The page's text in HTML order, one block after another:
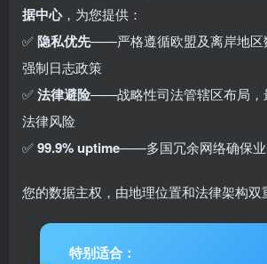
据中心​​，为您提供：
✅ ​​隐私优先​​——严格遵循欧盟及离岸地区
强制日志政策
✅ ​​法律避险​​——战略性司法管辖区布局，
法律风险
✅ ​​99.9% uptime​​——多国冗余网络确保业
您的数据主权，由地理位置和法律架构双
特别适合：